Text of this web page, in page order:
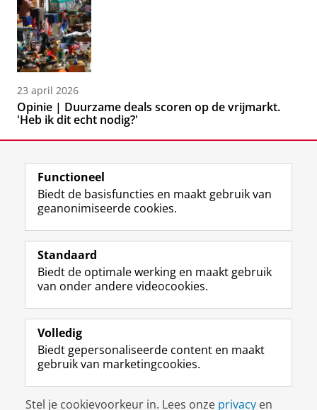
23 april 2026
Opinie | Duurzame deals scoren op de vrijmarkt.
'Heb ik dit echt nodig?'
Volg de RUG
F
a
e
b
o
p
a
i
n
L
i
k
e
I
-
p
g
i
R
S
-
f
e
R
k
s
I
n
t
r
m
c
c
Y
o
T
e
k
a
a
Studiekiezers
Alumni
Over ons
Disclaimer & Copyright
Functioneel
Biedt de basisfuncties en maakt gebruik van
geanonimiseerde cookies.
Standaard
Biedt de optimale werking en maakt gebruik
van onder andere videocookies.
Volledig
Biedt gepersonaliseerde content en maakt
gebruik van marketingcookies.
Stel je cookievoorkeur in. Lees onze privacy en